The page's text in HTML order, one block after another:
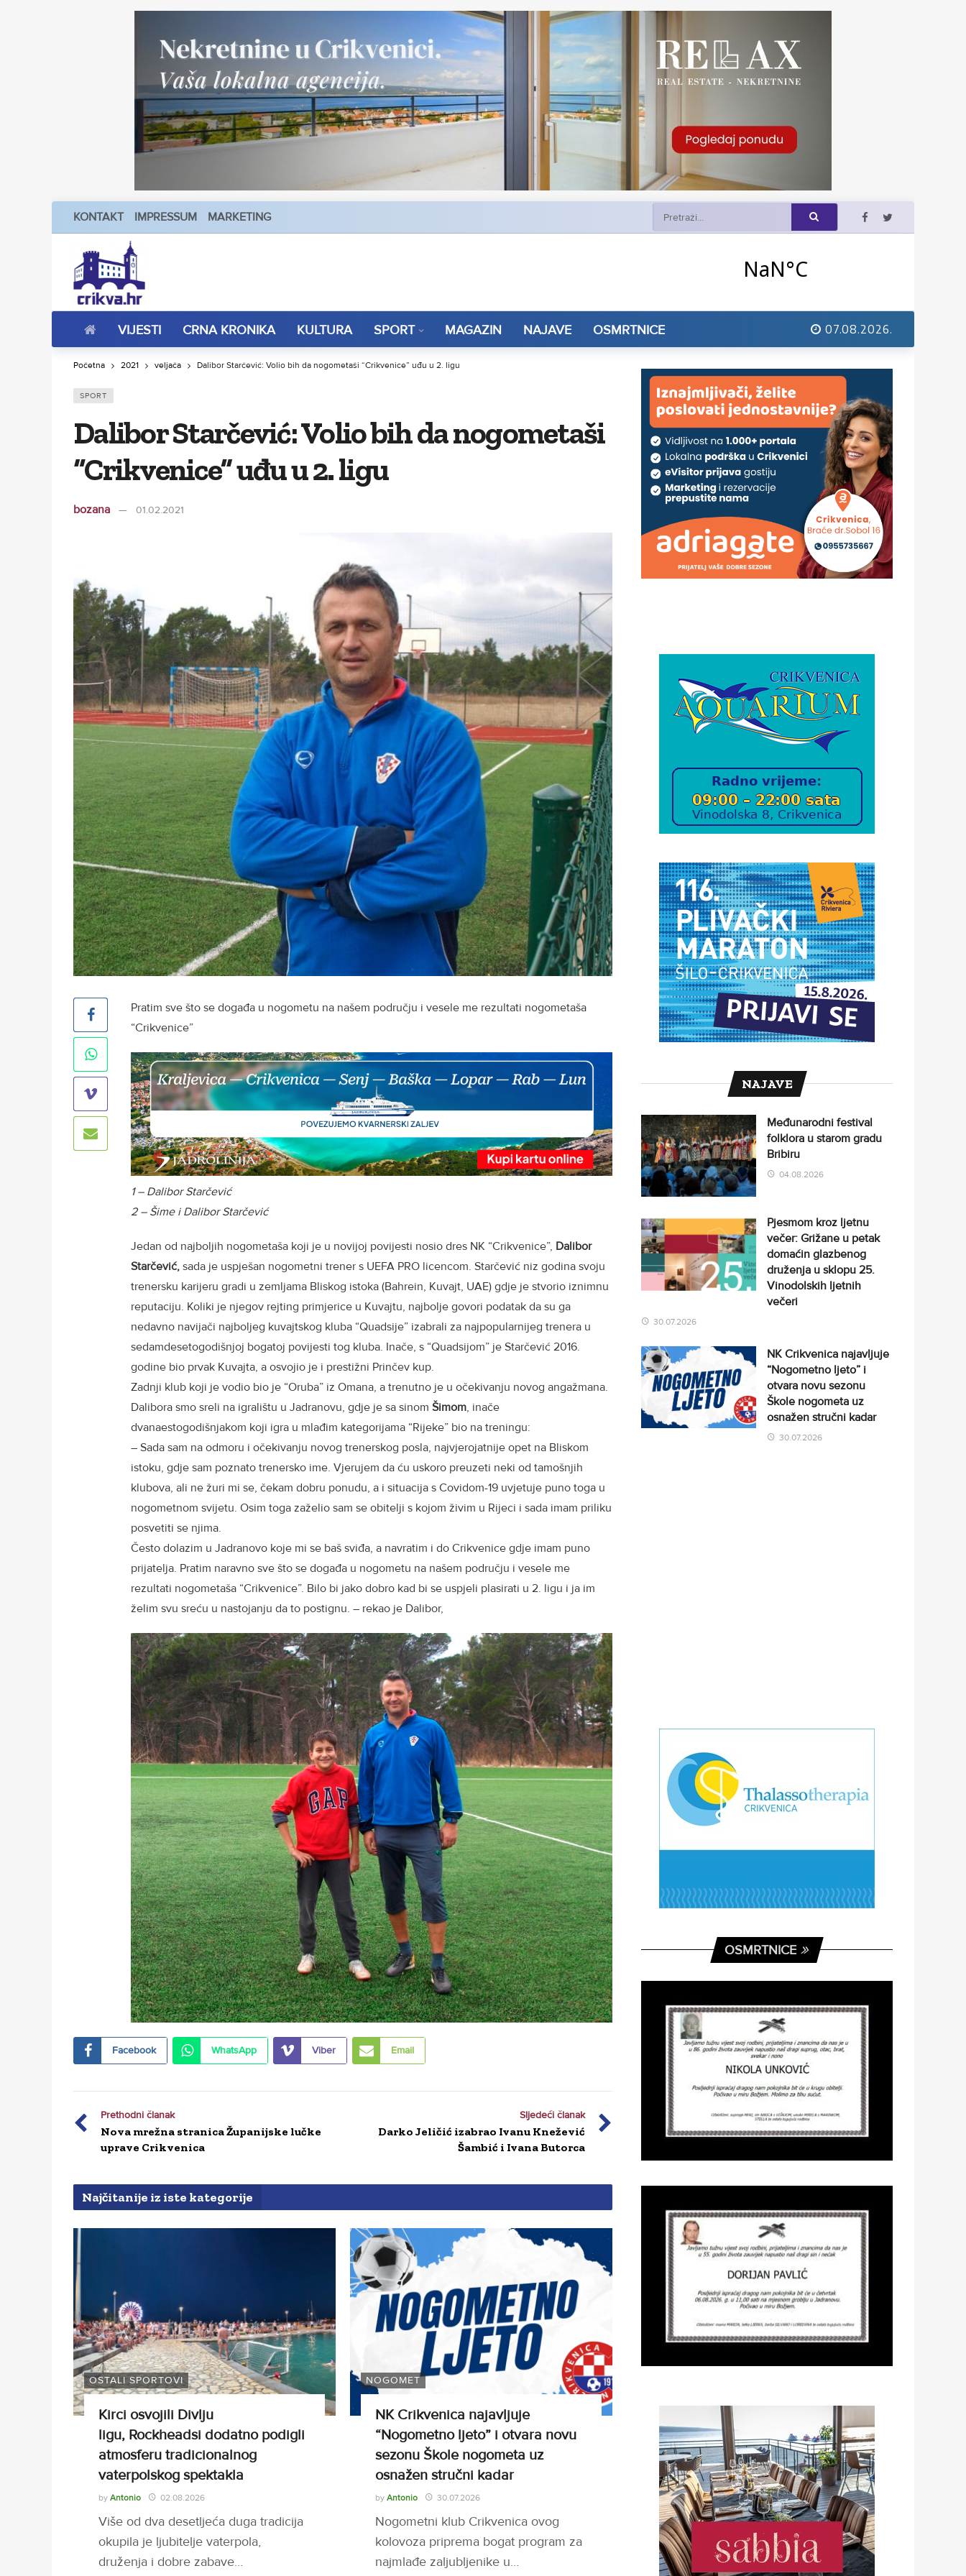
KONTAKT IMPRESSUM MARKETING
VIJESTI CRNA KRONIKA KULTURA SPORT MAGAZIN NAJAVE OSMRTNICE 07.08.2026.
Početna 2021 veljača Dalibor Starčević: Volio bih da nogometaši “Crikvenice” uđu u 2. ligu
SPORT
Dalibor Starčević: Volio bih da nogometaši
“Crikvenice” uđu u 2. ligu
bozana 01.02.2021
Pratim sve što se događa u nogometu na našem području i vesele me rezultati nogometaša
“Crikvenice”
1 – Dalibor Starčević
2 – Šime i Dalibor Starčević
Jedan od najboljih nogometaša koji je u novijoj povijesti nosio dres NK “Crikvenice”, Dalibor
Starčević, sada je uspješan nogometni trener s UEFA PRO licencom. Starčević niz godina svoju
trenersku karijeru gradi u zemljama Bliskog istoka (Bahrein, Kuvajt, UAE) gdje je stvorio iznimnu
reputaciju. Koliki je njegov rejting primjerice u Kuvajtu, najbolje govori podatak da su ga
nedavno navijači najboljeg kuvajtskog kluba “Quadsije” izabrali za najpopularnijeg trenera u
sedamdesetogodišnjoj bogatoj povijesti tog kluba. Inače, s “Quadsijom” je Starčević 2016.
godine bio prvak Kuvajta, a osvojio je i prestižni Prinčev kup.
Zadnji klub koji je vodio bio je “Oruba” iz Omana, a trenutno je u očekivanju novog angažmana.
Dalibora smo sreli na igralištu u Jadranovu, gdje je sa sinom Šimom, inače
dvanaestogodišnjakom koji igra u mlađim kategorijama “Rijeke” bio na treningu:
– Sada sam na odmoru i očekivanju novog trenerskog posla, najvjerojatnije opet na Bliskom
istoku, gdje sam poznato trenersko ime. Vjerujem da ću uskoro preuzeti neki od tamošnjih
klubova, ali ne žuri mi se, čekam dobru ponudu, a i situacija s Covidom-19 uvjetuje puno toga u
nogometnom svijetu. Osim toga zaželio sam se obitelji s kojom živim u Rijeci i sada imam priliku
posvetiti se njima.
Često dolazim u Jadranovo koje mi se baš sviđa, a navratim i do Crikvenice gdje imam puno
prijatelja. Pratim naravno sve što se događa u nogometu na našem području i vesele me
rezultati nogometaša “Crikvenice”. Bilo bi jako dobro kad bi se uspjeli plasirati u 2. ligu i ja im
želim svu sreću u nastojanju da to postignu. – rekao je Dalibor,
Facebook WhatsApp Viber Email
Prethodni članak
Nova mrežna stranica Županijske lučke
uprave Crikvenica
Sljedeći članak
Darko Jeličić izabrao Ivanu Knežević
Šambić i Ivana Butorca
Najčitanije iz iste kategorije
OSTALI SPORTOVI
Kirci osvojili Divlju
ligu, Rockheadsi dodatno podigli
atmosferu tradicionalnog
vaterpolskog spektakla
by Antonio 02.08.2026
Više od dva desetljeća duga tradicija
okupila je ljubitelje vaterpola,
druženja i dobre zabave…
NOGOMET
NK Crikvenica najavljuje
“Nogometno ljeto” i otvara novu
sezonu Škole nogometa uz
osnažen stručni kadar
by Antonio 30.07.2026
Nogometni klub Crikvenica ovog
kolovoza priprema bogat program za
najmlađe zaljubljenike u…
NAJAVE
Međunarodni festival
folklora u starom gradu
Bribiru
04.08.2026
Pjesmom kroz ljetnu
večer: Grižane u petak
domaćin glazbenog
druženja u sklopu 25.
Vinodolskih ljetnih
večeri
30.07.2026
NK Crikvenica najavljuje
“Nogometno ljeto” i
otvara novu sezonu
Škole nogometa uz
osnažen stručni kadar
30.07.2026
OSMRTNICE